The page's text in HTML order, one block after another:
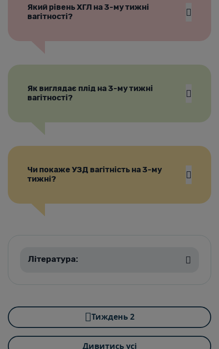
Який рівень ХГЛ на 3-му тижні
вагітності?
Як виглядає плід на 3-му тижні
вагітності?
Чи покаже УЗД вагітність на 3-му
тижні?
Література:
Тиждень 2
Дивитись усі